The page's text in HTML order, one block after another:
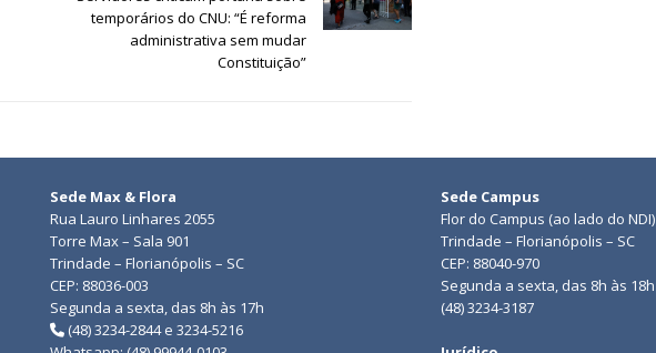
temporários do CNU: “É reforma
administrativa sem mudar
Constituição”
Sede Max & Flora
Rua Lauro Linhares 2055
Torre Max – Sala 901
Trindade – Florianópolis – SC
CEP: 88036-003
Segunda a sexta, das 8h às 17h
(48) 3234-2844 e 3234-5216
Sede Campus
Flor do Campus (ao lado do NDI)
Trindade – Florianópolis – SC
CEP: 88040-970
Segunda a sexta, das 8h às 18h
(48) 3234-3187